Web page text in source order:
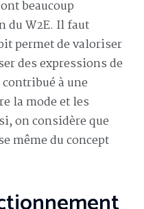
beaucoup
du W2E. Il faut
permet de valoriser
des expressions de
à une
la mode et les
on considère que
même du concept